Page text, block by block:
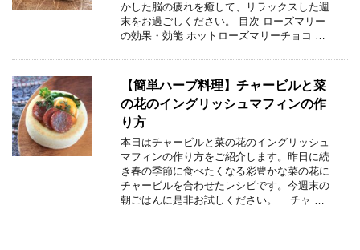
かした脳の疲れを癒して、リラックスした週
末をお過ごしください。 目次 ローズマリー
の効果・効能 ホットローズマリーチョコ …
【簡単ハーブ料理】チャービルと菜
の花のイングリッシュマフィンの作
り方
本日はチャービルと菜の花のイングリッシュ
マフィンの作り方をご紹介します。昨日に続
き春の季節に食べたくなる彩豊かな菜の花に
チャービルを合わせたレシピです。今週末の
朝ごはんに是非お試しください。 チャ …